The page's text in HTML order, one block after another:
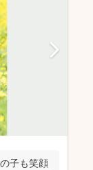
子も笑顔